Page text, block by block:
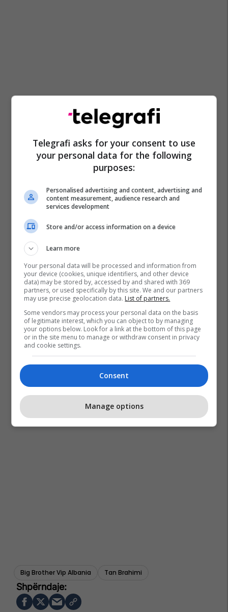
Big Brother Vip Albania Tan Brahimi
Telegrafi asks for your consent to use
your personal data for the following
purposes:
Personalised advertising and content, advertising and
content measurement, audience research and
services development
Store and/or access information on a device
Learn more
Your personal data will be processed and information from
your device (cookies, unique identifiers, and other device
data) may be stored by, accessed by and shared with 369
partners, or used specifically by this site. We and our partners
may use precise geolocation data. List of partners.
Some vendors may process your personal data on the basis
of legitimate interest, which you can object to by managing
your options below. Look for a link at the bottom of this page
or in the site menu to manage or withdraw consent in privacy
and cookie settings.
Consent
Manage options